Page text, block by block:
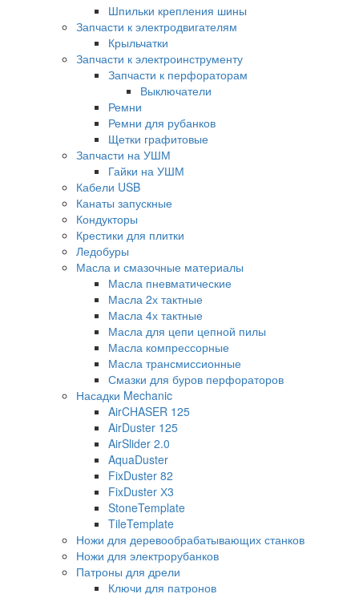
Шпильки крепления шины
Запчасти к электродвигателям
Крыльчатки
Запчасти к электроинструменту
Запчасти к перфораторам
Выключатели
Ремни
Ремни для рубанков
Щетки графитовые
Запчасти на УШМ
Гайки на УШМ
Кабели USB
Канаты запускные
Кондукторы
Крестики для плитки
Ледобуры
Масла и смазочные материалы
Масла пневматические
Масла 2х тактные
Масла 4х тактные
Масла для цепи цепной пилы
Масла компрессорные
Масла трансмиссионные
Смазки для буров перфораторов
Насадки Mechanic
AirCHASER 125
AirDuster 125
AirSlider 2.0
AquaDuster
FixDuster 82
FixDuster Х3
StoneTemplate
TileTemplate
Ножи для деревообрабатывающих станков
Ножи для электрорубанков
Патроны для дрели
Ключи для патронов